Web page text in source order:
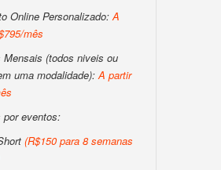
Online Personalizado:A
mês
Mensais (todos niveis ou
uma modalidade):A partir
por eventos:
(R$150 para 8 semanas